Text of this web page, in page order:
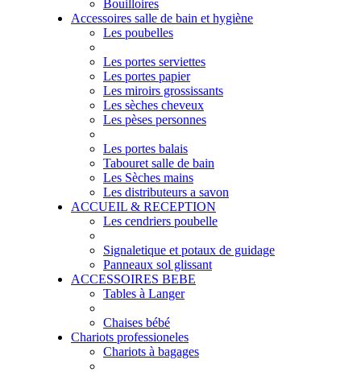
Bouilloires
Accessoires salle de bain et hygiène
Les poubelles
Les portes serviettes
Les portes papier
Les miroirs grossissants
Les sèches cheveux
Les pèses personnes
Les portes balais
Tabouret salle de bain
Les Sèches mains
Les distributeurs a savon
ACCUEIL & RECEPTION
Les cendriers poubelle
Signaletique et potaux de guidage
Panneaux sol glissant
ACCESSOIRES BEBE
Tables à Langer
Chaises bébé
Chariots professioneles
Chariots à bagages